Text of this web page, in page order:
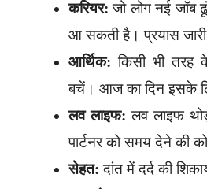
करियर: जो लोग नई जॉब
आ सकती है। प्रयास
आर्थिक: किसी भी तरह
बचें। आज का दिन इसके
लव लाइफ: लव लाइफ
पार्टनर को समय देने की
सेहत: दांत में दर्द की